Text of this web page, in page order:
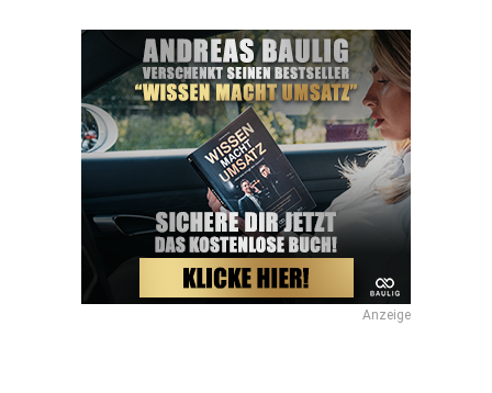
Anzeige